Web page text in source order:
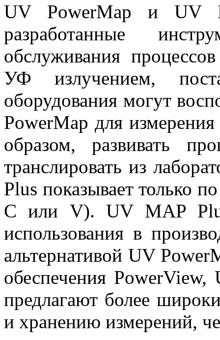
UV PowerMap и UV
разработанные
обслуживания
УФ излучением,
оборудования могут
PowerMap для
образом, развивать
транслировать из
Plus показывает только
C или V). UV MAP Plus
использования в
альтернативой UV
обеспечения
предлагают более
и хранению измерений,